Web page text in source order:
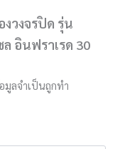
วงจรปิด รุ่น
ล อินฟราเรด 30
มูลจำเป็นถูกทำ